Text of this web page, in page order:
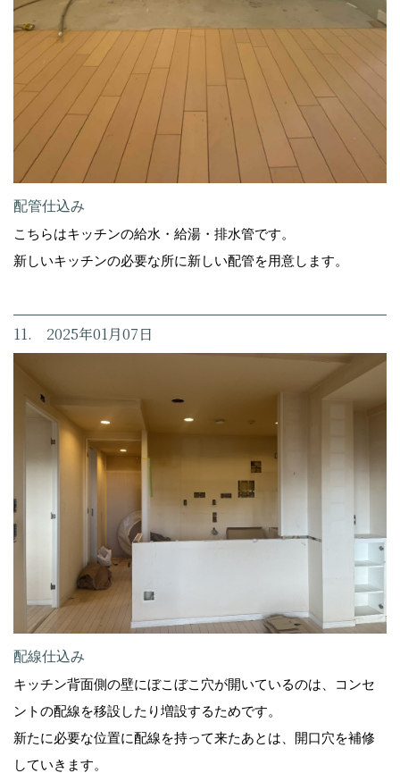
配管仕込み
こちらはキッチンの給水・給湯・排水管です。
新しいキッチンの必要な所に新しい配管を用意します。
11. 2025年01月07日
配線仕込み
キッチン背面側の壁にぼこぼこ穴が開いているのは、コンセ
ントの配線を移設したり増設するためです。
新たに必要な位置に配線を持って来たあとは、開口穴を補修
していきます。